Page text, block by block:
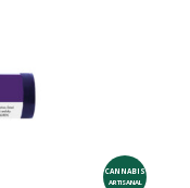
CANNABIS
ARTISANAL